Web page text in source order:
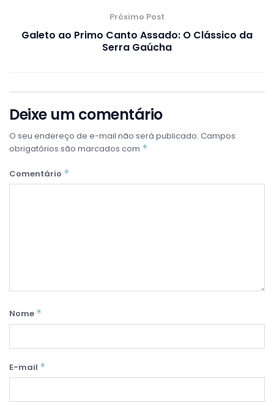
Próximo Post
Galeto ao Primo Canto Assado: O Clássico da
Serra Gaúcha
Deixe um comentário
O seu endereço de e-mail não será publicado. Campos
obrigatórios são marcados com *
Comentário *
Nome *
E-mail *